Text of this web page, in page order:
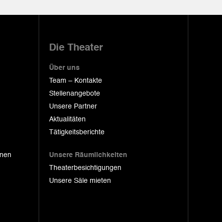
Die Theater
Über uns
Team – Kontakte
Stellenangebote
Unsere Partner
Aktualitäten
Tätigkeitsberichte
Unsere Räumlichkeiten
Theaterbesichtigungen
Unsere Säle mieten